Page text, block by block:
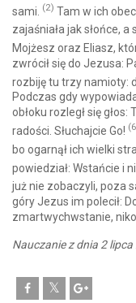
sami. (2) Tam w ich
zajaśniała jak słońce, a
Mojżesz oraz Eliasz,
zwrócił się do Jezusa:
rozbiję tu trzy namioty:
Podczas gdy
obłoku rozległ się
radości. Słuchajcie Go!
bo ogarnął ich wielki
powiedział: Wstańcie i
już nie zobaczyli, poza
góry Jezus im polecił:
zmartwychwstanie,
Nauczanie z dnia 2 lipca